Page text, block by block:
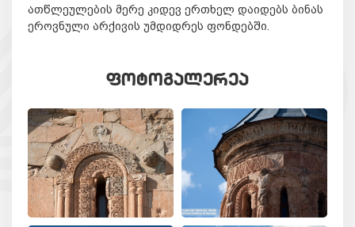
ათწლეულების მერე კიდევ ერთხელ დაიდებს ბინას
ეროვნული არქივის უმდიდრეს ფონდებში.
ᲤᲝᲢᲝᲒᲐᲚᲔᲠᲔᲐ